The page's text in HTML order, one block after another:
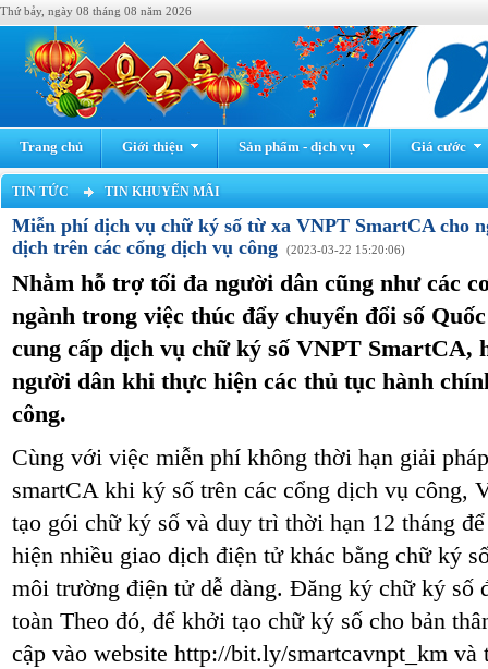
Thứ bảy, ngày 08 tháng 08 năm 2026
Trang chủ Giới thiệu Sản phẩm - dịch vụ Giá cước
TIN TỨC TIN KHUYẾN MÃI
Miễn phí dịch vụ chữ ký số từ xa VNPT SmartCA cho
dịch trên các cổng dịch vụ công
(2023-03-22 15:20:06)
Nhằm hỗ trợ tối đa người dân cũng như các
ngành trong việc thúc đẩy chuyển đổi số
cung cấp dịch vụ chữ ký số VNPT SmartCA,
người dân khi thực hiện các thủ tục hành
công.
Cùng với việc miễn phí không thời hạn giải
smartCA khi ký số trên các cổng dịch vụ công,
tạo gói chữ ký số và duy trì thời hạn 12 tháng
hiện nhiều giao dịch điện tử khác bằng chữ ký
môi trường điện tử dễ dàng. Đăng ký chữ ký số
toàn Theo đó, để khởi tạo chữ ký số cho bản
cập vào website http://bit.ly/smartcavnpt_km và